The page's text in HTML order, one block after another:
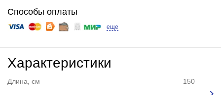
Способы оплаты
еще
Характеристики
Длина, см 150